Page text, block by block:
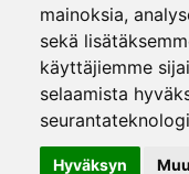
mainoksia,
sekä
käyttäjiemme
selaamista
Hyväksyn